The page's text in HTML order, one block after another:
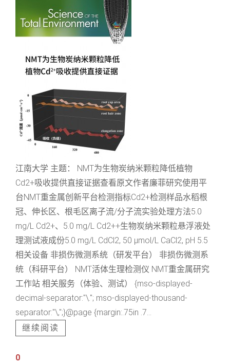
江南大学 主题： NMT为生物炭纳米颗粒降低植物
Cd2+吸收提供直接证据查看原文作者廉菲研究使用平
台NMT重金属创新平台检测指标Cd2+检测样品水稻根
冠、伸长区、根毛区离子流/分子流实验处理方法5.0
mg/L Cd2+、5.0 mg/L Cd2++生物炭纳米颗粒悬浮液处
理测试液成份5.0 mg/L CdCl2, 50 μmol/L CaCl2, pH 5.5
相关设备 非损伤微测系统（研发平台） 非损伤微测系
统（科研平台） NMT活体生理检测仪 NMT重金属研究
工作站 相关服务（体验、测试） {mso-displayed-
decimal-separator:"\."; mso-displayed-thousand-
separator:"\,";}@page {margin:.75in .7...
继续阅读
0